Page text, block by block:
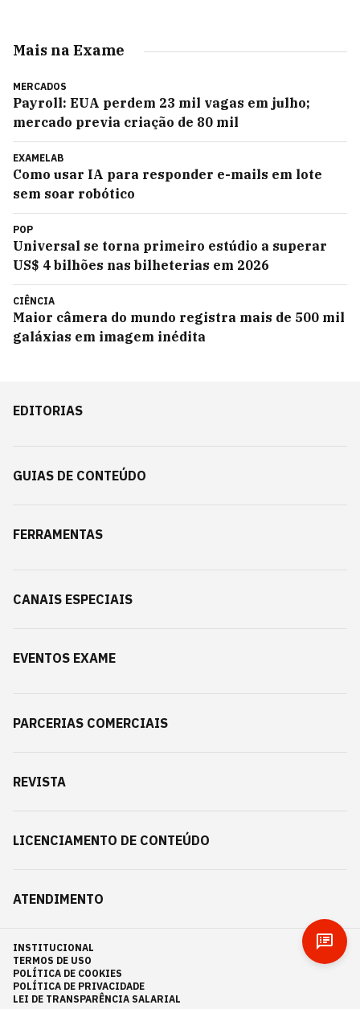
Mais na Exame
MERCADOS
Payroll: EUA perdem 23 mil vagas em julho;
mercado previa criação de 80 mil
EXAMELAB
Como usar IA para responder e-mails em lote
sem soar robótico
POP
Universal se torna primeiro estúdio a superar
US$ 4 bilhões nas bilheterias em 2026
CIÊNCIA
Maior câmera do mundo registra mais de 500 mil
galáxias em imagem inédita
EDITORIAS
GUIAS DE CONTEÚDO
FERRAMENTAS
CANAIS ESPECIAIS
EVENTOS EXAME
PARCERIAS COMERCIAIS
REVISTA
LICENCIAMENTO DE CONTEÚDO
ATENDIMENTO
INSTITUCIONAL
TERMOS DE USO
POLÍTICA DE COOKIES
POLÍTICA DE PRIVACIDADE
LEI DE TRANSPARÊNCIA SALARIAL